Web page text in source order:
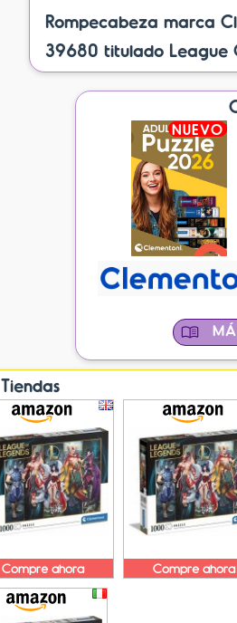
Rompecabeza marca
39680 titulado League
NUEVO
Tiendas
Compre ahora Compre ahora